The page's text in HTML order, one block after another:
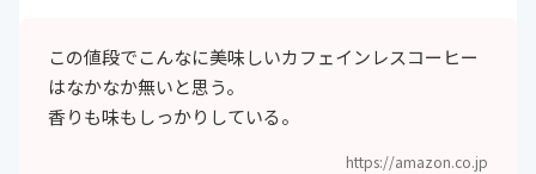
この値段でこんなに美味しいカフェインレスコーヒー
はなかなか無いと思う。
香りも味もしっかりしている。
https://amazon.co.jp